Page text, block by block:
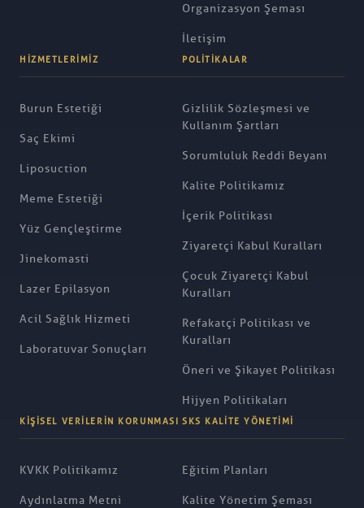
Organizasyon Şeması
İletişim
HIZMETLERIMIZ
Burun Estetiği
Saç Ekimi
Liposuction
Meme Estetiği
Yüz Gençleştirme
Jinekomasti
Lazer Epilasyon
Acil Sağlık Hizmeti
Laboratuvar Sonuçları
POLITIKALAR
Gizlilik Sözleşmesi ve
Kullanım Şartları
Sorumluluk Reddi Beyanı
Kalite Politikamız
İçerik Politikası
Ziyaretçi Kabul Kuralları
Çocuk Ziyaretçi Kabul
Kuralları
Refakatçi Politikası ve
Kuralları
Öneri ve Şikayet Politikası
Hijyen Politikaları
KIŞISEL VERILERIN KORUNMASI
KVKK Politikamız
Aydınlatma Metni
SKS KALITE YÖNETIMI
Eğitim Planları
Kalite Yönetim Şeması